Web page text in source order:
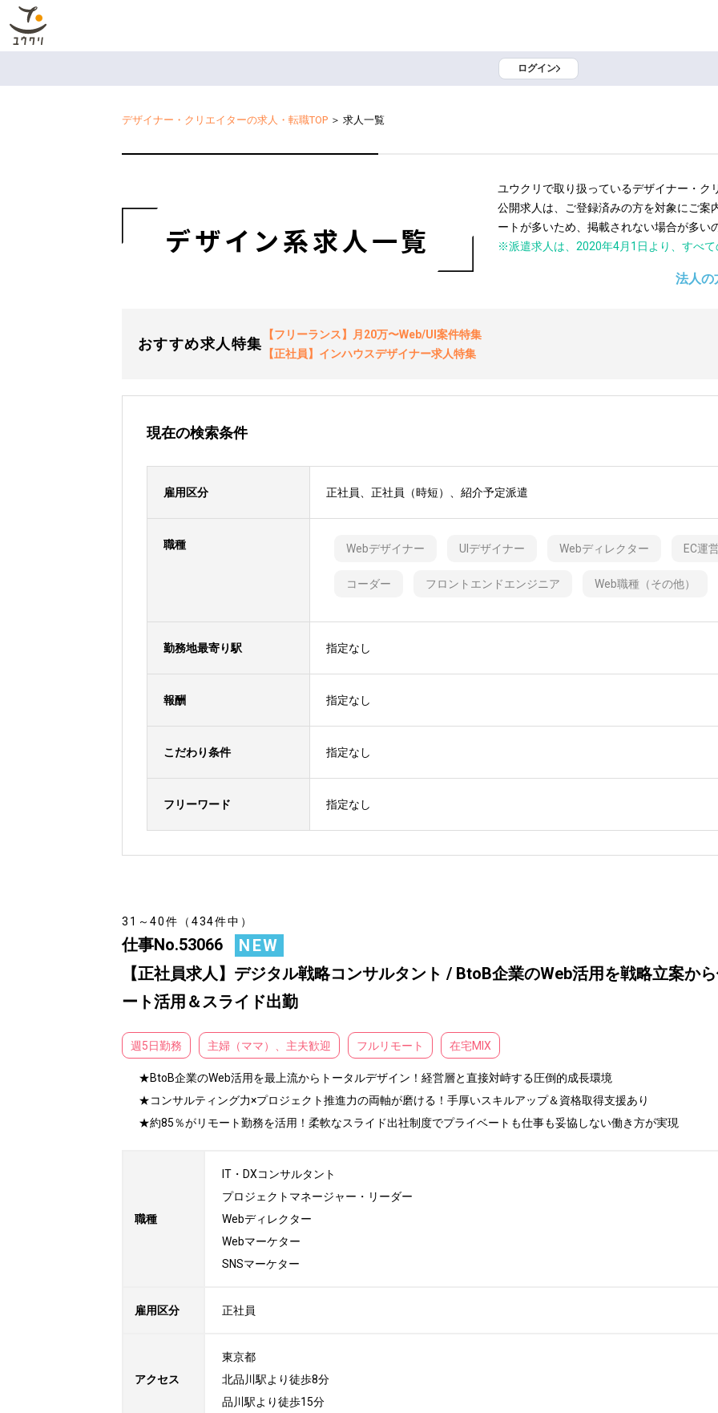
ログイン
デザイナー・クリエイターの求人・転職TOP ＞ 求人一覧
デザイン系求人一覧
ユウクリで取り扱っているデザイナー・
公開求人は、ご登録済みの方を対象にご案
ートが多いため、掲載されない場合が多い
※派遣求人は、2020年4月1日より、すべて
法人の
おすすめ求人特集
【フリーランス】月20万〜Web/UI案件特集
【正社員】インハウスデザイナー求人特集
現在の検索条件
雇用区分 正社員、正社員（時短）、紹介予定派遣
職種 Webデザイナー UIデザイナー Webディレクター EC運営
コーダー フロントエンドエンジニア Web職種（その他）
勤務地最寄り駅 指定なし
報酬 指定なし
こだわり条件 指定なし
フリーワード 指定なし
31～40件（434件中）
仕事No.53066
NEW
【正社員求人】デジタル戦略コンサルタント / BtoB企業のWeb活用を戦略立案か
ート活用＆スライド出勤
週5日勤務 主婦（ママ）、主夫歓迎 フルリモート 在宅MIX
★BtoB企業のWeb活用を最上流からトータルデザイン！経営層と直接対峙する圧倒的成長環境
★コンサルティング力×プロジェクト推進力の両軸が磨ける！手厚いスキルアップ＆資格取得支援あり
★約85％がリモート勤務を活用！柔軟なスライド出社制度でプライベートも仕事も妥協しない働き方が実現
職種
IT・DXコンサルタント
プロジェクトマネージャー・リーダー
Webディレクター
Webマーケター
SNSマーケター
雇用区分 正社員
アクセス
東京都
北品川駅より徒歩8分
品川駅より徒歩15分